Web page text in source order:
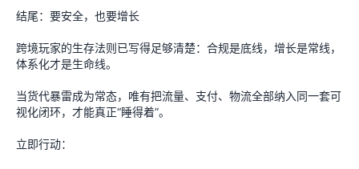
结尾：要安全，也要增长
跨境玩家的生存法则已写得足够清楚：合规是底线，增长是常线，
体系化才是生命线。
当货代暴雷成为常态，唯有把流量、支付、物流全部纳入同一套可
视化闭环，才能真正“睡得着”。
立即行动：